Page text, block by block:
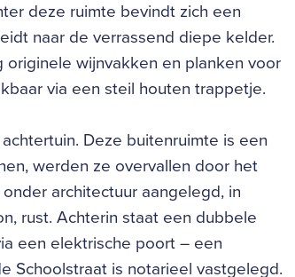
deze ruimte bevindt zich een
naar de verrassend diepe kelder.
wijnvakken en planken voor
via een steil houten trappetje.
Deze buitenruimte is een
werden ze overvallen door het
architectuur aangelegd, in
rust. Achterin staat een dubbele
een elektrische poort – een
Schoolstraat is notarieel vastgelegd.